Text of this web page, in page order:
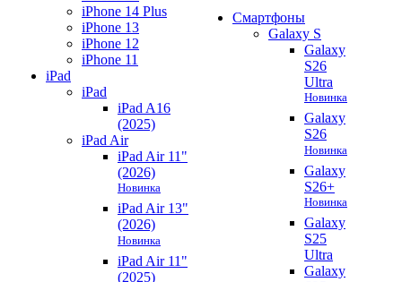
iPhone 14 Plus
iPhone 13
iPhone 12
iPhone 11
iPad
iPad
iPad A16
(2025)
iPad Air
iPad Air 11"
(2026)
Новинка
iPad Air 13"
(2026)
Новинка
iPad Air 11"
(2025)
Смартфоны
Galaxy S
Galaxy
S26
Ultra
Новинка
Galaxy
S26
Новинка
Galaxy
S26+
Новинка
Galaxy
S25
Ultra
Galaxy